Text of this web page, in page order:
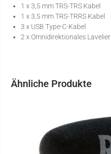
1 x 3,5 mm TRS-TRS Kabel
1 x 3,5 mm TRS-TRRS Kabel
3 x USB Type-C-Kabel
2 x Omnidirektionales
Ähnliche Produkte